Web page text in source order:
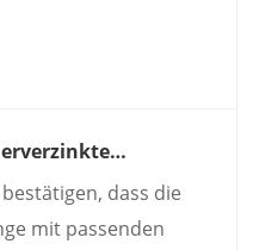
Produkten?dass die
mit passenden